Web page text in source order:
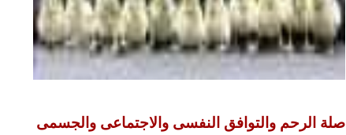
صلة الرحم والتوافق النفسى والاجتماعى والجسمى